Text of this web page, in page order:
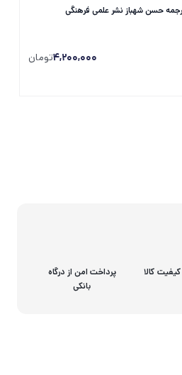
حسن شهباز نشر علمی فرهنگی
4,200,000تومان
کالا
پرداخت امن از درگاه
بانکی